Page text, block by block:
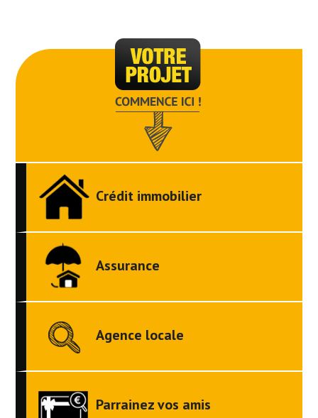
Crédit immobilier
Assurance
Agence locale
Parrainez vos amis